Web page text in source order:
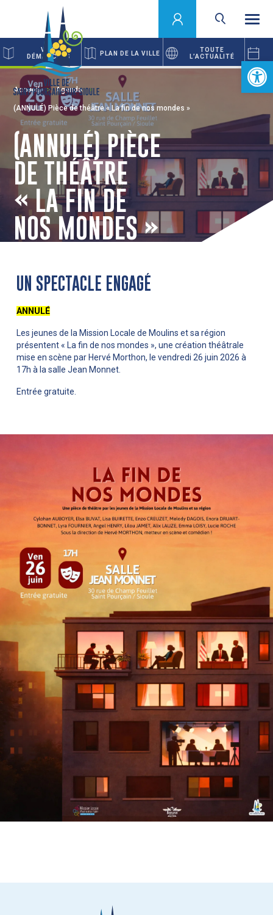
Ouvrir
VOS
DÉMARCHES
PLAN DE LA VILLE
TOUTE
L’ACTUALITÉ
Accueil Agenda
(ANNULÉ) Pièce de théâtre « La fin de nos mondes »
(ANNULÉ) PIÈCE
DE THÉÂTRE
« LA FIN DE
NOS MONDES »
UN SPECTACLE ENGAGÉ
ANNULÉ
Les jeunes de la Mission Locale de Moulins et sa région
présentent « La fin de nos mondes », une création théâtrale
mise en scène par Hervé Morthon, le vendredi 26 juin 2026 à
17h à la salle Jean Monnet.
Entrée gratuite.